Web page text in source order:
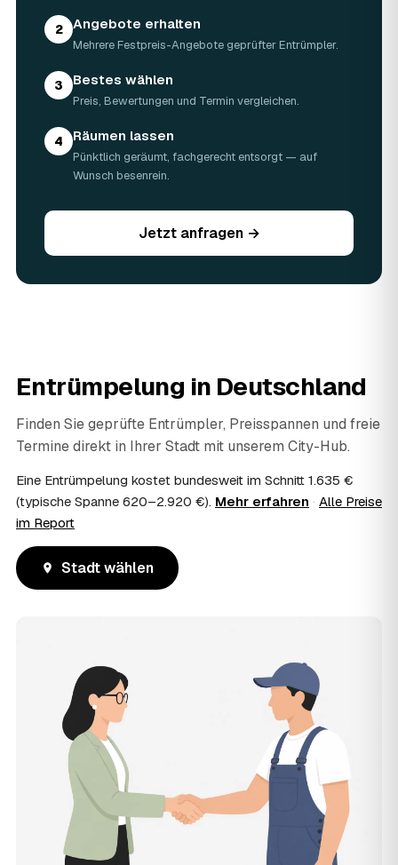
2 Angebote erhalten
Mehrere Festpreis-Angebote geprüfter Entrümpler.
3 Bestes wählen
Preis, Bewertungen und Termin vergleichen.
4 Räumen lassen
Pünktlich geräumt, fachgerecht entsorgt — auf
Wunsch besenrein.
Jetzt anfragen →
Entrümpelung in Deutschland
Finden Sie geprüfte Entrümpler, Preisspannen und freie
Termine direkt in Ihrer Stadt mit unserem City-Hub.
Eine Entrümpelung kostet bundesweit im Schnitt 1.635 €
(typische Spanne 620–2.920 €). Mehr erfahren · Alle Preise
im Report
Stadt wählen